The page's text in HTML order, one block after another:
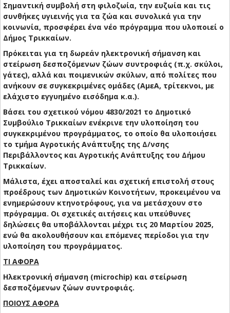
Σημαντική συμβολή στη φιλοζωία, την ευζωία και τις
συνθήκες υγιεινής για τα ζώα και συνολικά για την
κοινωνία, προσφέρει ένα νέο πρόγραμμα που υλοποιεί ο
Δήμος Τρικκαίων.
Πρόκειται για τη δωρεάν ηλεκτρονική σήμανση και
στείρωση δεσποζόμενων ζώων συντροφιάς (π.χ. σκύλοι,
γάτες), αλλά και ποιμενικών σκύλων, από πολίτες που
ανήκουν σε συγκεκριμένες ομάδες (ΑμεΑ, τρίτεκνοι, με
ελάχιστο εγγυημένο εισόδημα κ.α.).
Βάσει του σχετικού νόμου 4830/2021 το Δημοτικό
Συμβούλιο Τρικκαίων ενέκρινε την υλοποίηση του
συγκεκριμένου προγράμματος, το οποίο θα υλοποιήσει
το τμήμα Αγροτικής Ανάπτυξης της Δ/νσης
Περιβάλλοντος και Αγροτικής Ανάπτυξης του Δήμου
Τρικκαίων.
Μάλιστα, έχει αποσταλεί και σχετική επιστολή στους
προέδρους των Δημοτικών Κοινοτήτων, προκειμένου να
ενημερώσουν κτηνοτρόφους, για να μετάσχουν στο
πρόγραμμα. Οι σχετικές αιτήσεις και υπεύθυνες
δηλώσεις θα υποβάλλονται μέχρι τις 20 Μαρτίου 2025,
ενώ θα ακολουθήσουν και επόμενες περίοδοι για την
υλοποίηση του προγράμματος.
ΤΙ ΑΦΟΡΑ
Ηλεκτρονική σήμανση (microchip) και στείρωση
δεσποζόμενων ζώων συντροφιάς.
ΠΟΙΟΥΣ ΑΦΟΡΑ